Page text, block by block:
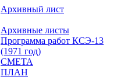
Архивный лист
Архивные листы
Программа работ КСЭ-13
(1971 год)
СМЕTA
ПЛАН